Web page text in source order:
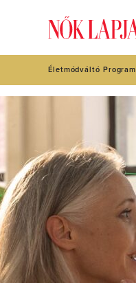
Életmódváltó Program